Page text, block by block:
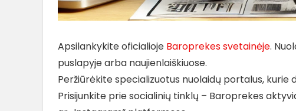
Apsilankykite oficialioje Baroprekes svetainėje.
puslapyje arba naujienlaiškiuose.
Peržiūrėkite specializuotus nuolaidų portalus, kurie
Prisijunkite prie socialinių tinklų – Baroprekes